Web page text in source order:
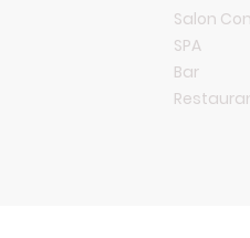
Salon
SPA
Bar